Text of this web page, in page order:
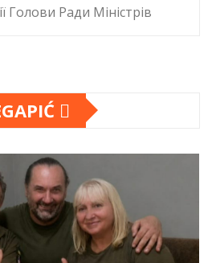
Голови Ради Міністрів